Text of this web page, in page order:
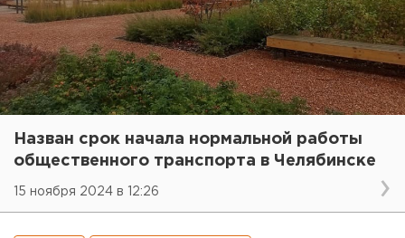
Назван срок начала нормальной работы
общественного транспорта в Челябинске
15 ноября 2024 в 12:26